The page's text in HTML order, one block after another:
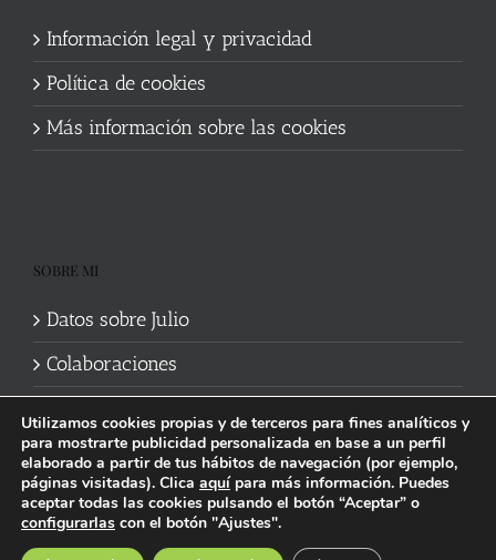
Información legal y privacidad
Política de cookies
Más información sobre las cookies
SOBRE MI
Datos sobre Julio
Colaboraciones
Política de cookies | Información legal y privacidad
| Web mantenida
porStudi7
Utilizamos cookies propias y de terceros para fines analíticos y
para mostrarte publicidad personalizada en base a un perfil
elaborado a partir de tus hábitos de navegación (por ejemplo,
páginas visitadas). Clica aquípara más información. Puedes
aceptar todas las cookies pulsando el botón “Aceptar” o
configurarlas con el botón "Ajustes".